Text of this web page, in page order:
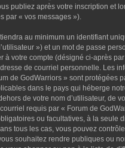
publiez après votre inscription et
par « vos messages »).
au minimum un identifiant
») et un mot de passe
à votre compte (désigné ci-après
de courriel personnelle. Les
de GodWarriors » sont protégées
dans le pays qui héberge
de votre nom d’utilisateur, de
requis par « Forum de
ou facultatives, à la seule
tous les cas, vous pouvez
souhaitez rendre publiques ou